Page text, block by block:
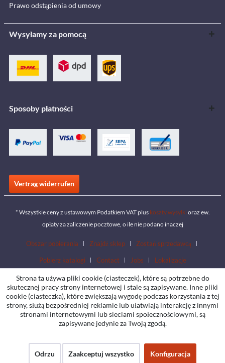
Prawo odstąpienia od umowy
Wysyłamy za pomocą
Sposoby płatności
Vertrag widerrufen
* Wszystkie ceny z ustawowym Podatkiem VAT plus koszty wysyłki oraz ew.
opłaty za zaliczenie pocztowe, o ile nie podano inaczej
Obszar pobierania Znajdź sklep Zostań sprzedawcą
Pobierz katalogi Contact Jobs Lokalizacje
Strona ta używa pliki cookie (ciasteczek), które są potrzebne do
skutecznej pracy strony internetowej i stale są zapisywane. Inne pliki
cookie (ciasteczka), które zwiększają wygodę podczas korzystania z tej
strony, służą bezpośredniej reklamie lub ułatwiają interakcję z innymi
stronami internetowymi lub sieciami społecznościowymi, są
zapisywane jedynie za Twoją zgodą.
Odrzu Zaakceptuj wszystko Konfiguracja